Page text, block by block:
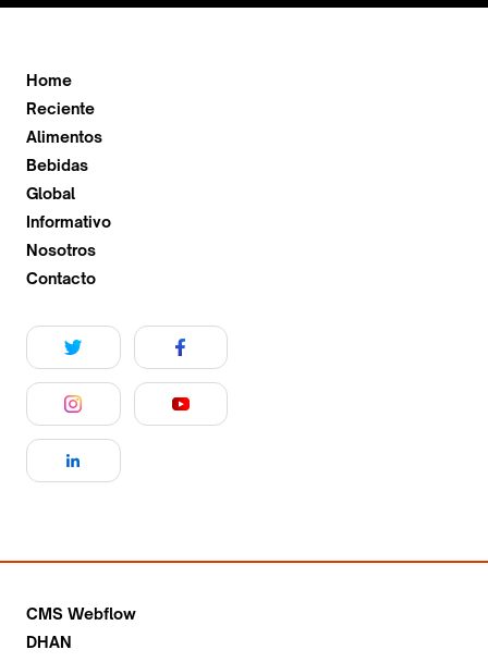
Home
Reciente
Alimentos
Bebidas
Global
Informativo
Nosotros
Contacto
CMS Webflow
DHAN